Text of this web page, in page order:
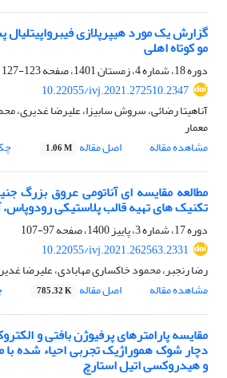
گزارش یک مورد هیپرپلازی
مو کوتاه اهلی
دوره 18، شماره 4، زمستان 1401، صفحه
123-127
10.22055/ivj.2021.272510.2347
آناهیتا رضائی، سروش سابیزا، علیرضا غدیری،
معمار
مشاهده مقاله
اصل مقاله 1.06 M
مطالعه مقایسه ای آناتومی عروق بزرگ
تکنیک های تهیه قالب پلاستیکی رودوپاس،
دوره 17، شماره 3، پاییز 1400، صفحه
97-107
10.22055/ivj.2021.262563.2331
رضا رنجبر، محمود خاکساری مهابادی، علیرضا
مشاهده مقاله
اصل مقاله 785.32 K
مقایسه پارامترهای پرفیوژن بافتی و
دچار شوک هموراژیک تجربی احیاء شده با
و هیدروکسی اتیل استارچ